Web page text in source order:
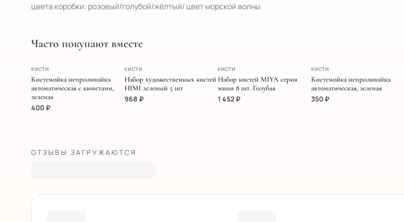
цвета коробки: розовый/голубой/жёлтый/ цвет морской волны
Часто покупают вместе
КИСТИ
Кистемойка непроливайка
автоматическая с кюветами,
зеленая
400 ₽
КИСТИ
Набор художественных кистей
HIMI зеленый 5 шт
968 ₽
КИСТИ
Набор кистей MIYA серия
мини 8 шт. Голубая
1 452 ₽
КИСТИ
Кистемойка непроливайка
автоматическая, зеленая
350 ₽
ОТЗЫВЫ ЗАГРУЖАЮТСЯ